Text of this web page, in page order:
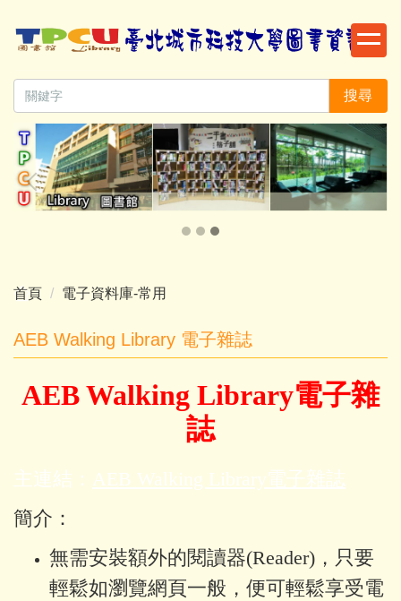
到
要
區
搜尋
首頁 電子資料庫-常用
AEB Walking Library 電子雜誌
AEB Walking Library電子雜
誌
主連結： AEB Walking Library電子雜誌
簡介：
無需安裝額外的閱讀器(Reader)， 只要
輕鬆如瀏覽網頁一般，便可輕鬆享受電